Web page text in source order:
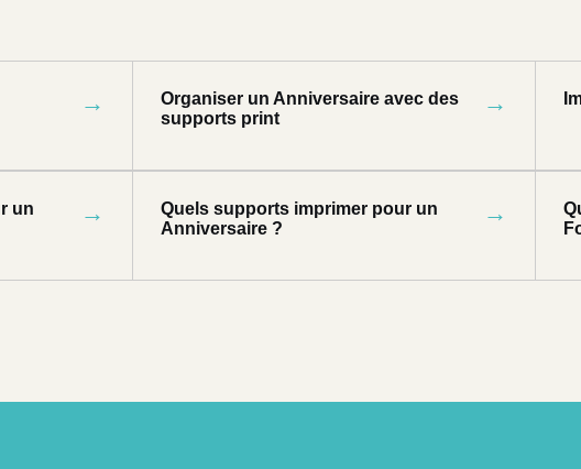
→
Organiser un Anniversaire avec des
supports print
→
un
→
Quels supports imprimer pour un
Anniversaire ?
→